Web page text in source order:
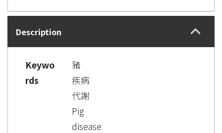
Description
Keywo
rds
豬
疾病
代謝
Pig
disease